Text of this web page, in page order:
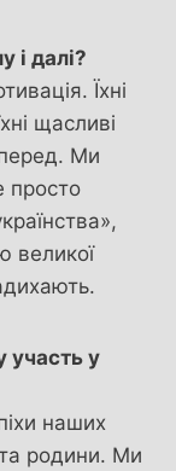
і далі?
Їхні
щасливі
Ми
просто
великої
участь у
наших
родини. Ми